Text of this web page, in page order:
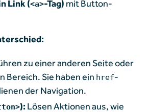
Link (<a>-Tag) mit Button-
zu einer anderen Seite oder
Bereich. Sie haben ein href-
der Navigation.
): Lösen Aktionen aus, wie